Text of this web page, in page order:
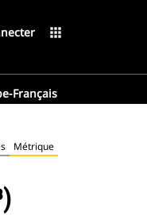
apps
Français
Métrique